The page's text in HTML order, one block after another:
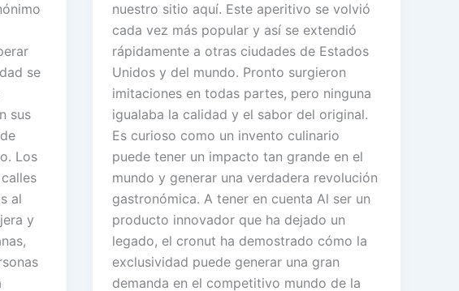
se
sus
Los
al
y
nuestro sitio aquí. Este aperitivo se volvió
cada vez más popular y así se extendió
rápidamente a otras ciudades de Estados
Unidos y del mundo. Pronto surgieron
imitaciones en todas partes, pero ninguna
igualaba la calidad y el sabor del original.
Es curioso como un invento culinario
puede tener un impacto tan grande en el
mundo y generar una verdadera revolución
gastronómica. A tener en cuenta Al ser un
producto innovador que ha dejado un
legado, el cronut ha demostrado cómo la
exclusividad puede generar una gran
demanda en el competitivo mundo de la